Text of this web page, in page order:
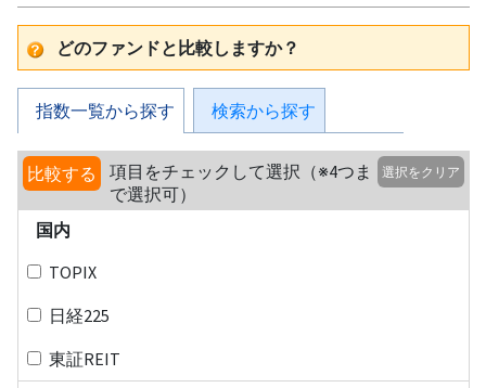
どのファンドと比較しますか？
指数一覧から探す 検索から探す
比較する
項目をチェックして選択（※4つま
で選択可）
選択をクリア
国内
TOPIX
日経225
東証REIT